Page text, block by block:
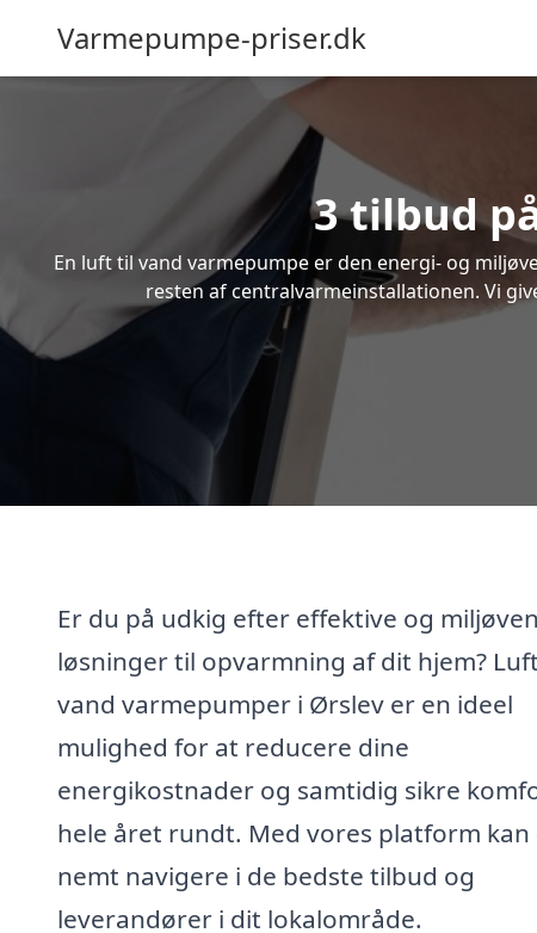
Varmepumpe-priser.dk
3 tilbud
En luft til vand varmepumpe er den energi- og
resten af centralvarmeinstallationen. Vi
Er du på udkig efter effektive og
løsninger til opvarmning af dit hjem?
vand varmepumper i Ørslev er en ideel
mulighed for at reducere dine
energikostnader og samtidig sikre
hele året rundt. Med vores platform kan
nemt navigere i de bedste tilbud og
leverandører i dit lokalområde.